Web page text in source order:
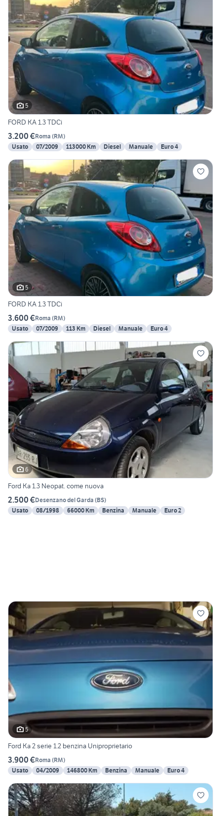
5
FORD KA 1.3 TDCi
3.200 €Roma (RM)
Usato
07/2009 113000 Km Diesel Manuale Euro 4
5
FORD KA 1.3 TDCi
3.600 €Roma (RM)
Usato
07/2009 113 Km Diesel Manuale Euro 4
6
Ford Ka 1.3 Neopat. come nuova
2.500 €Desenzano del Garda (BS)
Usato
08/1998 66000 Km Benzina Manuale Euro 2
5
Ford Ka 2 serie 1.2 benzina Uniproprietario
3.900 €Roma (RM)
Usato
04/2009 146800 Km Benzina Manuale Euro 4